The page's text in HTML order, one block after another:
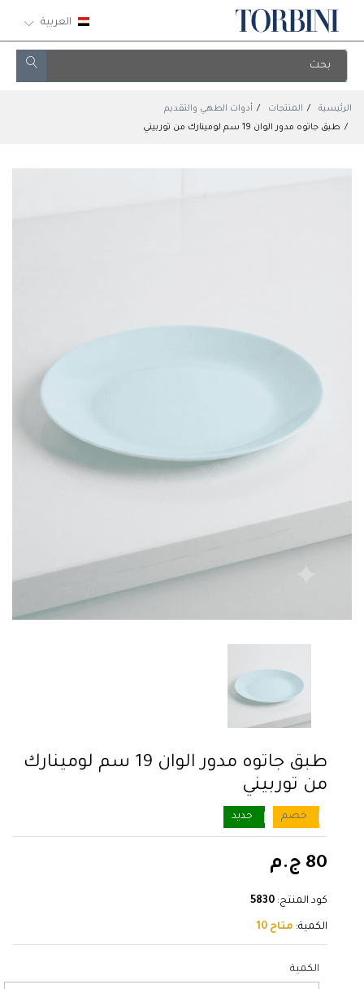
العربية
الرئيسية المنتجات
أدوات الطهي والتقديم
طبق جاتوه مدور الوان 19 سم لومينارك من توربيني
طبق جاتوه مدور الوان 19 سم لومينارك
من توربيني
خصم جديد
80 ج.م
كود المنتج: 5830
الكمية: متاح 10
الكمية